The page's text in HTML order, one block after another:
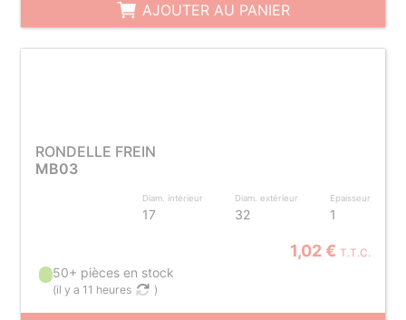
AJOUTER AU PANIER
RONDELLE FREIN
MB03
Diam. intérieur
17
Diam. extérieur
32
Epaisseur
1
1,02 € T.T.C.
50+ pièces en stock
(il y a 11 heures )